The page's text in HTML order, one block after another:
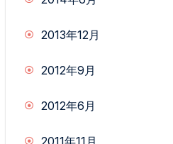
2013年12月
2012年9月
2012年6月